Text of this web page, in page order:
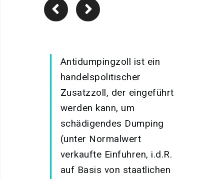
Antidumpingzoll ist ein
handelspolitischer
Zusatzzoll, der eingeführt
werden kann, um
schädigendes Dumping
(unter Normalwert
verkaufte Einfuhren, i.d.R.
auf Basis von staatlichen